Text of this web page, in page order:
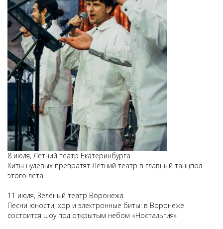
8 июля, Летний театр Екатеринбурга
Хиты нулевых превратят Летний театр в главный танцпол
этого лета
11 июля, Зеленый театр Воронежа
Песни юности, хор и электронные биты: в Воронеже
состоится шоу под открытым небом «Ностальгия»